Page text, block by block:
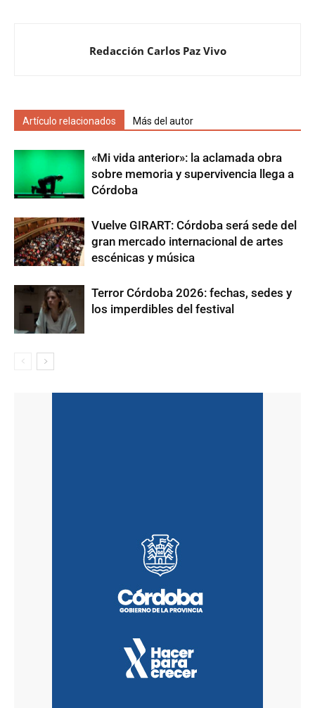
Redacción Carlos Paz Vivo
Artículo relacionados Más del autor
«Mi vida anterior»: la aclamada obra
sobre memoria y supervivencia llega a
Córdoba
Vuelve GIRART: Córdoba será sede del
gran mercado internacional de artes
escénicas y música
Terror Córdoba 2026: fechas, sedes y
los imperdibles del festival